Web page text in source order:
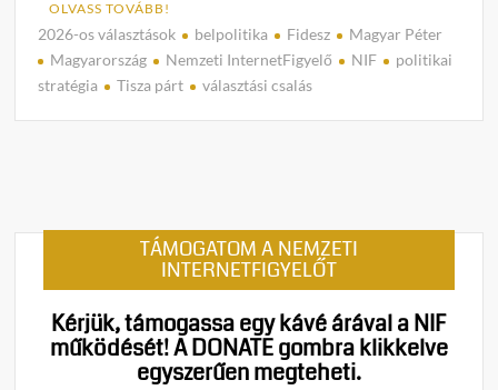
OLVASS TOVÁBB!
2026-os választások belpolitika Fidesz
Magyar Péter
Magyarország
Nemzeti InternetFigyelő NIF
politikai
stratégia
Tisza párt választási csalás
TÁMOGATOM A NEMZETI
INTERNETFIGYELŐT
Kérjük, támogassa egy kávé árával a NIF
működését!A DONATE gombra klikkelve
egyszerűen megteheti.